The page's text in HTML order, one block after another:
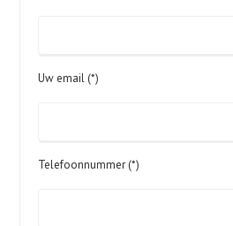
Uw email (*)
Telefoonnummer (*)